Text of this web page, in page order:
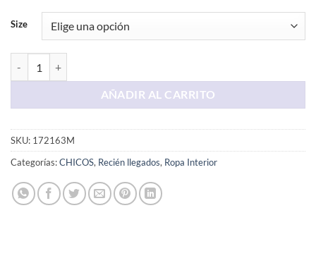
Size
AÑADIR AL CARRITO
SKU: 172163M
Categorías:CHICOS, Recién llegados, Ropa Interior